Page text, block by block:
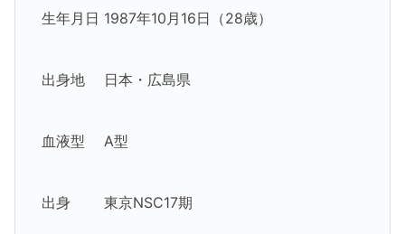
生年月日 1987年10月16日（28歳）
出身地 日本・広島県
血液型 A型
出身 東京NSC17期